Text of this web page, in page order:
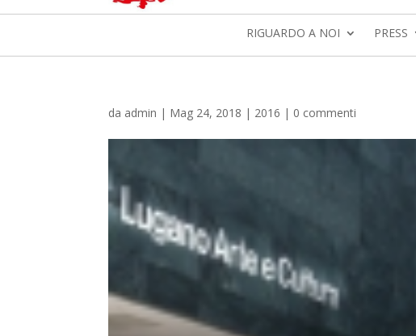
RIGUARDO A NOI PRESS
da admin | Mag 24, 2018 | 2016 | 0 commenti